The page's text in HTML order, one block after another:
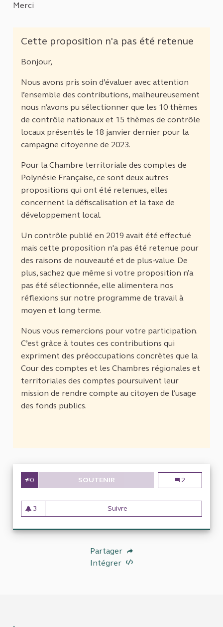
Merci
Cette proposition n'a pas été retenue
Bonjour,
Nous avons pris soin d’évaluer avec attention
l’ensemble des contributions, malheureusement
nous n’avons pu sélectionner que les 10 thèmes
de contrôle nationaux et 15 thèmes de contrôle
locaux présentés le 18 janvier dernier pour la
campagne citoyenne de 2023.
Pour la Chambre territoriale des comptes de
Polynésie Française, ce sont deux autres
propositions qui ont été retenues, elles
concernent la défiscalisation et la taxe de
développement local.
Un contrôle publié en 2019 avait été effectué
mais cette proposition n'a pas été retenue pour
des raisons de nouveauté et de plus-value. De
plus, sachez que même si votre proposition n’a
pas été sélectionnée, elle alimentera nos
réflexions sur notre programme de travail à
moyen et long terme.
Nous vous remercions pour votre participation.
C’est grâce à toutes ces contributions qui
expriment des préoccupations concrètes que la
Cour des comptes et les Chambres régionales et
territoriales des comptes poursuivent leur
mission de rendre compte au citoyen de l’usage
des fonds publics.
0 SOUTENIR OPH : RAPPORT COÛT/
OPH :
2
3
3 abonnés
Suivre
Partager
Intégrer